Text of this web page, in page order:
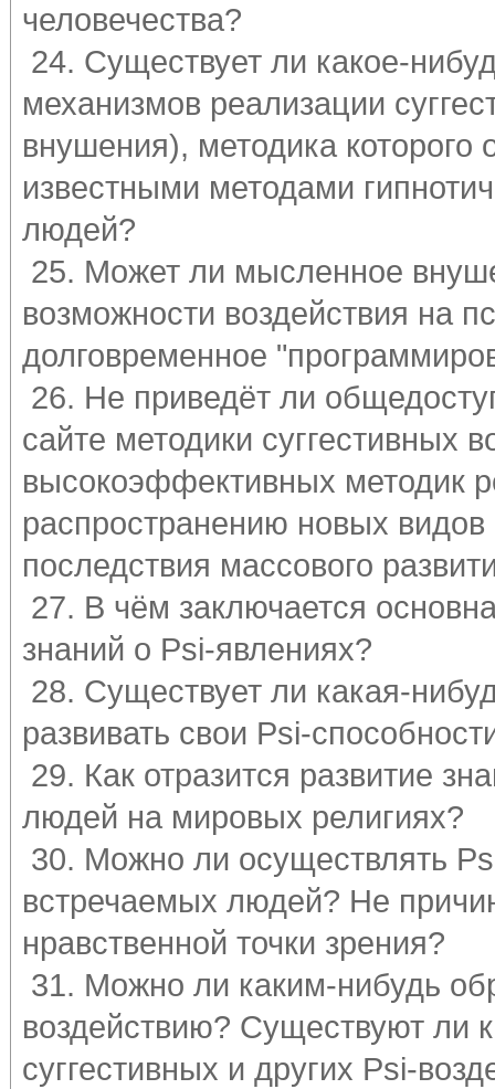
человечества?
24. Существует ли какое-
механизмов реализации
внушения), методика
известными методами
людей?
25. Может ли мысленное
возможности воздействия на
долговременное
26. Не приведёт ли
сайте методики суггестивных
высокоэффективных методик
распространению новых
последствия массового
27. В чём заключается
знаний о Psi-явлениях?
28. Существует ли какая-
развивать свои Psi-
29. Как отразится развитие
людей на мировых религиях?
30. Можно ли осуществлять
встречаемых людей? Не
нравственной точки зрения?
31. Можно ли каким-нибудь
воздействию? Существуют ли
суггестивных и других Psi-